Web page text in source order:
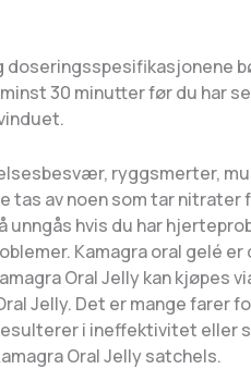
doseringsspesifikasjonene
30 minutter før du har
ryggsmerter,
tas av noen som tar
hvis du har
Kamagra oral gelé
Oral Jelly kan kjøpes
Jelly. Det er mange farer
i ineffektivitet eller
Oral Jelly satchels.